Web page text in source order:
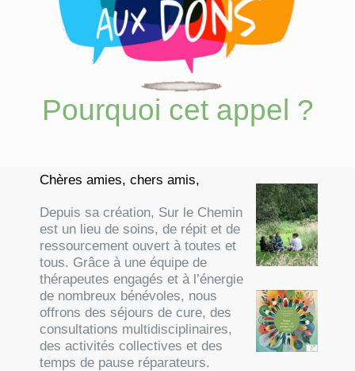
Pourquoi cet appel ?
Chères amies, chers amis,
Depuis sa création, Sur le Chemin
est un lieu de soins, de répit et de
ressourcement ouvert à toutes et
tous. Grâce à une équipe de
thérapeutes engagés et à l’énergie
de nombreux bénévoles, nous
offrons des séjours de cure, des
consultations multidisciplinaires,
des activités collectives et des
temps de pause réparateurs.